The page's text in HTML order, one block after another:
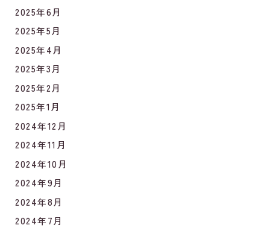
2025年6月
2025年5月
2025年4月
2025年3月
2025年2月
2025年1月
2024年12月
2024年11月
2024年10月
2024年9月
2024年8月
2024年7月